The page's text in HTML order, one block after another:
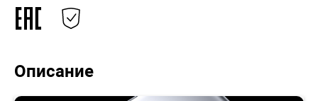
Описание